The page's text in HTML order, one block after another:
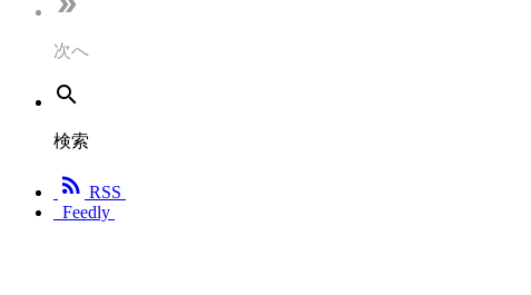
次へ

検索
 RSS
Feedly